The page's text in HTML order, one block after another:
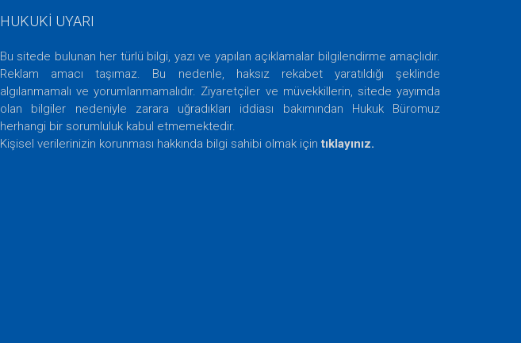
HUKUKİ UYARI
Bu sitede bulunan her türlü bilgi, yazı ve yapılan açıklamalar bilgilendirme amaçlıdır.
Reklam amacı taşımaz. Bu nedenle, haksız rekabet yaratıldığı şeklinde
algılanmamalı ve yorumlanmamalıdır. Ziyaretçiler ve müvekkillerin, sitede yayımda
olan bilgiler nedeniyle zarara uğradıkları iddiası bakımından Hukuk Büromuz
herhangi bir sorumluluk kabul etmemektedir.
Kişisel verilerinizin korunması hakkında bilgi sahibi olmak içintıklayınız.